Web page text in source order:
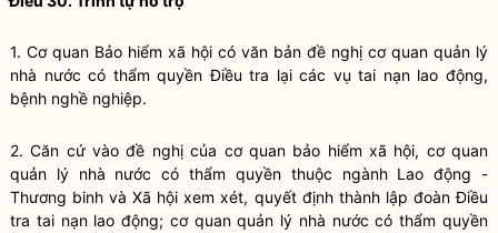
1. Cơ quan Bảo hiểm xã hội có văn bản đề nghị cơ quan quản lý
nhà nước có thẩm quyền Điều tra lại các vụ tai nạn lao động,
bệnh nghề nghiệp.
2. Căn cứ vào đề nghị của cơ quan bảo hiểm xã hội, cơ quan
quản lý nhà nước có thẩm quyền thuộc ngành Lao động -
Thương binh và Xã hội xem xét, quyết định thành lập đoàn Điều
tra tai nạn lao động; cơ quan quản lý nhà nước có thẩm quyền